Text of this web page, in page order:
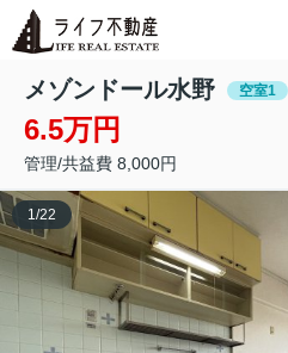
メゾンドール水野 空室1
6.5万円
管理/共益費 8,000円
1/22